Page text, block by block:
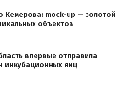
Кемерова: mock-up — золотой
объектов
впервые отправила
инкубационных яиц